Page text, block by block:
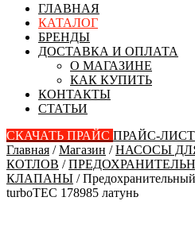
ГЛАВНАЯ
КАТАЛОГ
БРЕНДЫ
ДОСТАВКА И ОПЛАТА
О МАГАЗИНЕ
КАК КУПИТЬ
КОНТАКТЫ
СТАТЬИ
СКАЧАТЬ ПРАЙС ПРАЙС-ЛИСТ
Главная /Магазин /НАСОСЫ
КОТЛОВ /
КЛАПАНЫ /
turboTEC 178985 латунь